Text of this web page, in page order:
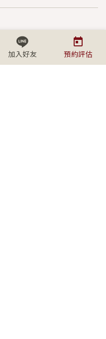
加入好友 預約評估